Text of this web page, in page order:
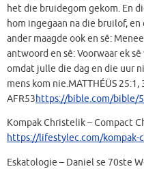
het die bruidegom gekom. En
hom ingegaan na die bruilof,
ander maagde ook en sê:
antwoord en sê: Voorwaar ek
omdat julle die dag en die uur
mens kom nie.MATTHÉÜS 25:1‭,
AFR53https://bible.com/bible/
Kompak Christelik – Compact
https://lifestylec.com/
Eskatologie – Daniel se 70ste